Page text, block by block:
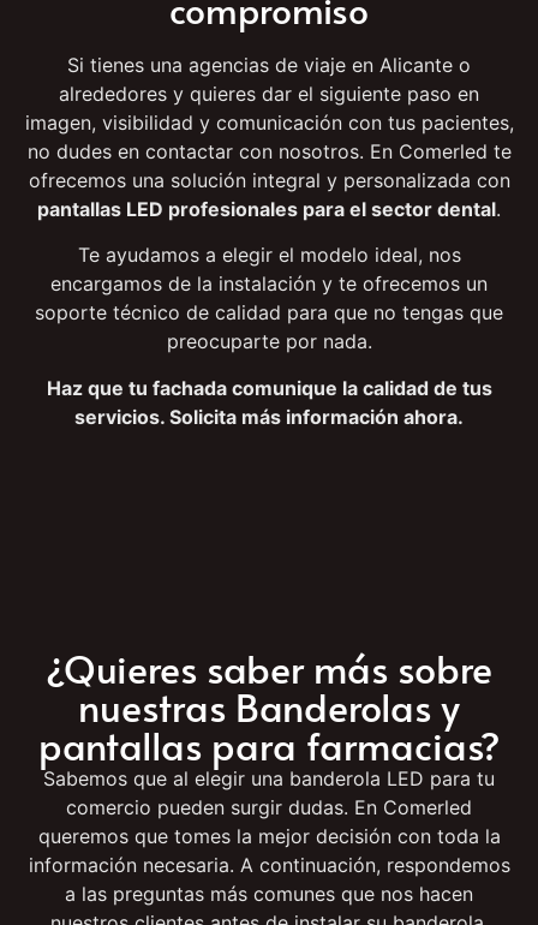
Solicita tu presupuesto sin
compromiso
Si tienes una agencias de viaje en Alicante o
alrededores y quieres dar el siguiente paso en
imagen, visibilidad y comunicación con tus pacientes,
no dudes en contactar con nosotros. En Comerled te
pantallas LED profesionales para el sector dental
Te ayudamos a elegir el modelo ideal, nos
encargamos de la instalación y te ofrecemos un
soporte técnico de calidad para que no tengas que
preocuparte por nada.
¿Quieres saber más sobre
nuestras Banderolas y
pantallas para farmacias?
Sabemos que al elegir una banderola LED para tu
comercio pueden surgir dudas. En Comerled
queremos que tomes la mejor decisión con toda la